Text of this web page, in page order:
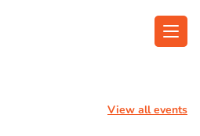
View all events